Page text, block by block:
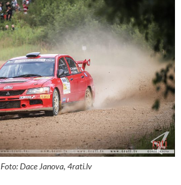
Foto: Dace Janova, 4rati.lv